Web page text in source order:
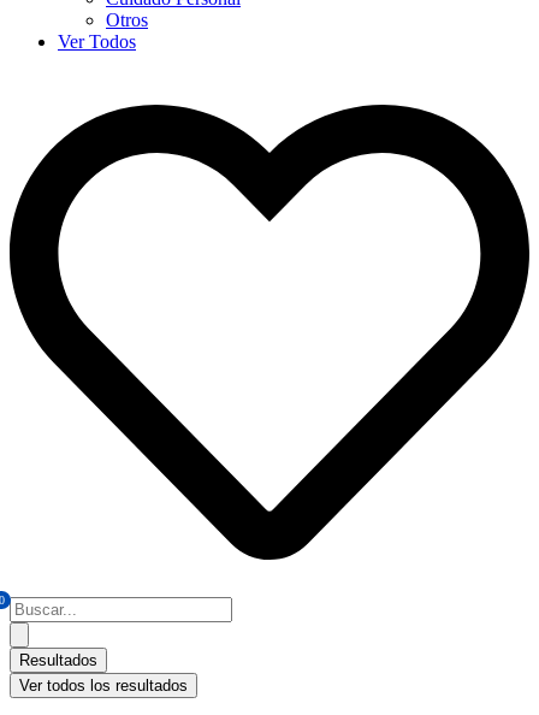
Otros
Ver Todos
0 Search
...
Resultados
Ver todos los resultados